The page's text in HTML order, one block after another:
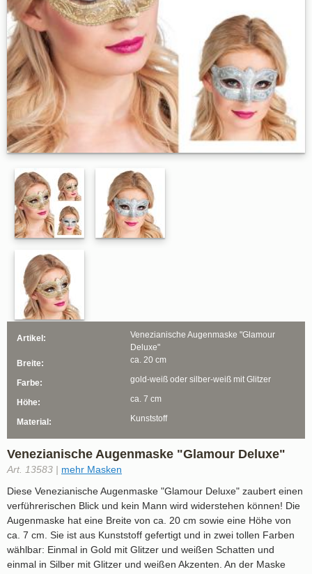
Venezianische Augenmaske "Glamour Deluxe"
Art. 13583 | mehr Masken
Diese Venezianische Augenmaske "Glamour Deluxe" zaubert einen
verführerischen Blick und kein Mann wird widerstehen können! Die
Augenmaske hat eine Breite von ca. 20 cm sowie eine Höhe von
ca. 7 cm. Sie ist aus Kunststoff gefertigt und in zwei tollen Farben
wählbar: Einmal in Gold mit Glitzer und weißen Schatten und
einmal in Silber mit Glitzer und weißen Akzenten. An der Maske
Artikel:
Venezianische Augenmaske "Glamour
Deluxe"
Breite:
ca. 20 cm
Farbe: gold-weiß oder silber-weiß mit Glitzer
Höhe: ca. 7 cm
Material: Kunststoff